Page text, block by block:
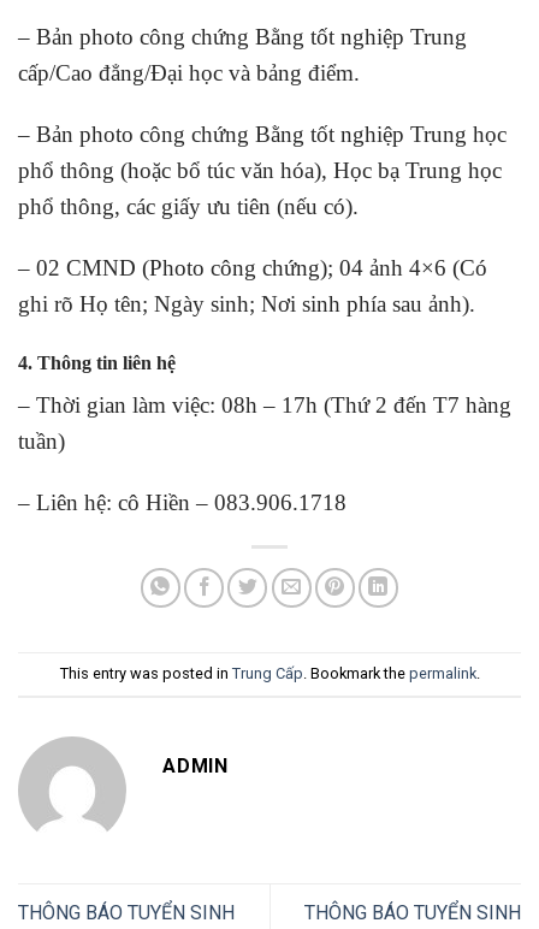
– Bản photo công chứng Bằng tốt nghiệp Trung
cấp/Cao đẳng/Đại học và bảng điểm.
– Bản photo công chứng Bằng tốt nghiệp Trung học
phổ thông (hoặc bổ túc văn hóa), Học bạ Trung học
phổ thông, các giấy ưu tiên (nếu có).
– 02 CMND (Photo công chứng); 04 ảnh 4×6 (Có
ghi rõ Họ tên; Ngày sinh; Nơi sinh phía sau ảnh).
4. Thông tin liên hệ
– Thời gian làm việc: 08h – 17h (Thứ 2 đến T7 hàng
tuần)
– Liên hệ: cô Hiền – 083.906.1718
This entry was posted in Trung Cấp . Bookmark the permalink.
ADMIN
THÔNG BÁO TUYỂN SINH
THÔNG BÁO TUYỂN SINH